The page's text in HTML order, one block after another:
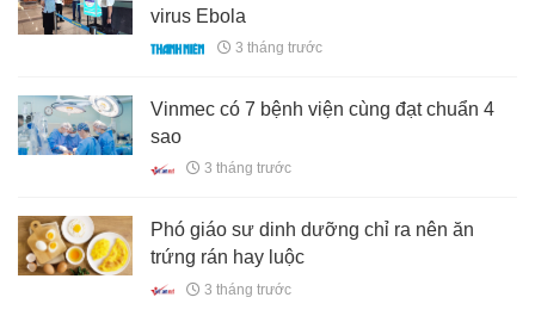
virus Ebola
3 tháng trước
Vinmec có 7 bệnh viện cùng đạt chuẩn 4
sao
3 tháng trước
Phó giáo sư dinh dưỡng chỉ ra nên ăn
trứng rán hay luộc
3 tháng trước